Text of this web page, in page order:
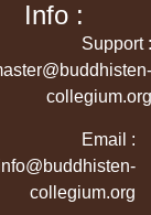
Info :
Support :
collegium.org
Email :
collegium.org